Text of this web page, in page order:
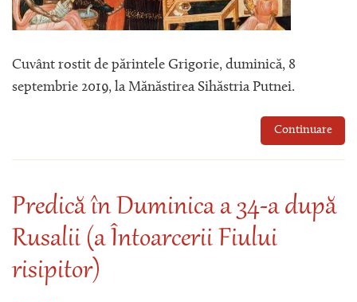
Cuvânt rostit de părintele Grigorie, duminică, 8
septembrie 2019, la Mănăstirea Sihăstria Putnei.
Continuare
Predică în Duminica a 34-a după
Rusalii (a Întoarcerii Fiului
risipitor)